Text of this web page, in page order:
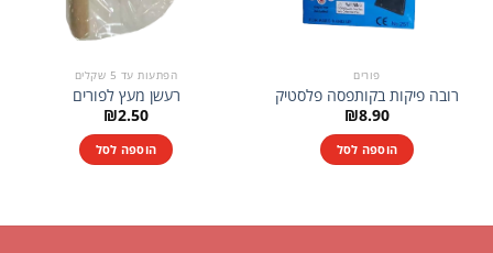
פורים
רובה פיקות בקותפסה פלסטיק
₪8.90
הוספה לסל
הפתעות עד 5 שקלים
רעשן מעץ לפורים
₪2.50
הוספה לסל